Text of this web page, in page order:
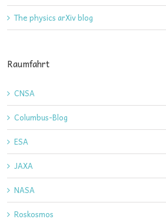
The physics arXiv blog
Raumfahrt
CNSA
Columbus-Blog
ESA
JAXA
NASA
Roskosmos